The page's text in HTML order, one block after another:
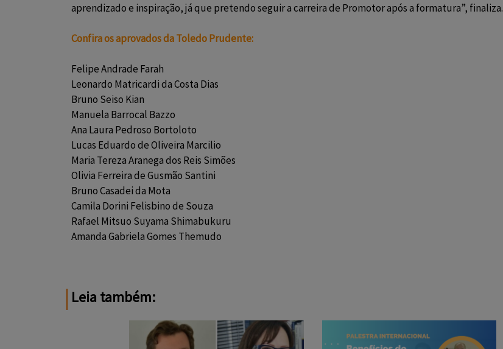
aprendizado e inspiração, já que pretendo seguir a carreira de Promotor após a formatura”, finaliza.
Confira os aprovados da Toledo Prudente:
Felipe Andrade Farah
Leonardo Matricardi da Costa Dias
Bruno Seiso Kian
Manuela Barrocal Bazzo
Ana Laura Pedroso Bortoloto
Lucas Eduardo de Oliveira Marcilio
Maria Tereza Aranega dos Reis Simões
Olivia Ferreira de Gusmão Santini
Bruno Casadei da Mota
Camila Dorini Felisbino de Souza
Rafael Mitsuo Suyama Shimabukuru
Amanda Gabriela Gomes Themudo
Leia também: